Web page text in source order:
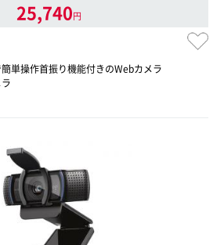
25,740円
単操作首振り機能付きのWebカメラ